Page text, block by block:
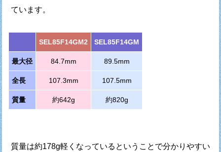
ています。
SEL85F14GM2 SEL85F14GM
最大径 84.7mm 89.5mm
全長 107.3mm 107.5mm
質量 約642g 約820g
質量は約178g軽くなっているということで分かりやすい